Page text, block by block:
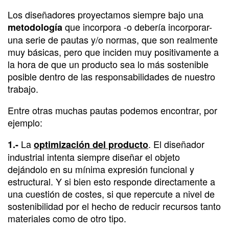
Los diseñadores proyectamos siempre bajo una
metodologíaque incorpora -o debería incorporar-
una serie de pautas y/o normas, que son realmente
muy básicas, pero que inciden muy positivamente a
la hora de que un producto sea lo más sostenible
posible dentro de las responsabilidades de nuestro
trabajo.
Entre otras muchas pautas podemos encontrar, por
ejemplo:
1.- Laoptimización del producto. El diseñador
industrial intenta siempre diseñar el objeto
dejándolo en su mínima expresión funcional y
estructural. Y si bien esto responde directamente a
una cuestión de costes, si que repercute a nivel de
sostenibilidad por el hecho de reducir recursos tanto
materiales como de otro tipo.